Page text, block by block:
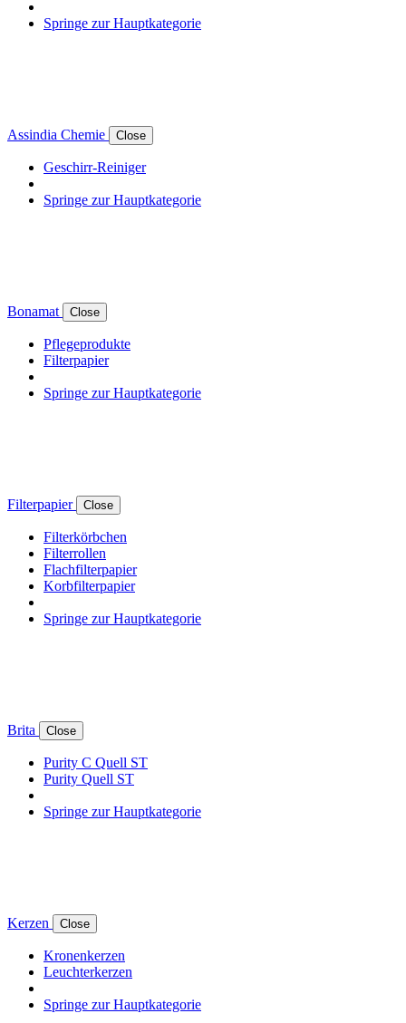
Springe zur Hauptkategorie
Assindia Chemie Close
Geschirr-Reiniger
Springe zur Hauptkategorie
Bonamat Close
Pflegeprodukte
Filterpapier
Springe zur Hauptkategorie
Filterpapier Close
Filterkörbchen
Filterrollen
Flachfilterpapier
Korbfilterpapier
Springe zur Hauptkategorie
Brita Close
Purity C Quell ST
Purity Quell ST
Springe zur Hauptkategorie
Kerzen Close
Kronenkerzen
Leuchterkerzen
Springe zur Hauptkategorie